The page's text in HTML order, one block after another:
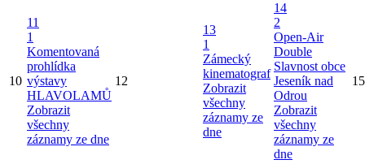
10
11
1
Komentovaná
prohlídka
výstavy
HLAVOLAMŮ
Zobrazit
všechny
záznamy ze dne
12
13
1
Zámecký
kinematograf
Zobrazit
všechny
záznamy ze
dne
14
2
Open-Air
Double
Slavnost obce
Jeseník nad
Odrou
Zobrazit
všechny
záznamy ze
dne
15